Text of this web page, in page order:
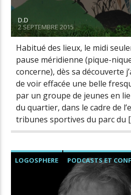
D.D
2 SEPTEMBRE 2015
Habitué des lieux, le midi
pause méridienne (pique-
concerne), dès sa découverte
de voir effacée une belle
par un groupe de jeunes en
du quartier, dans le cadre de
tribunes sportives du parc du
LOGOSPHERE PODCASTS ET